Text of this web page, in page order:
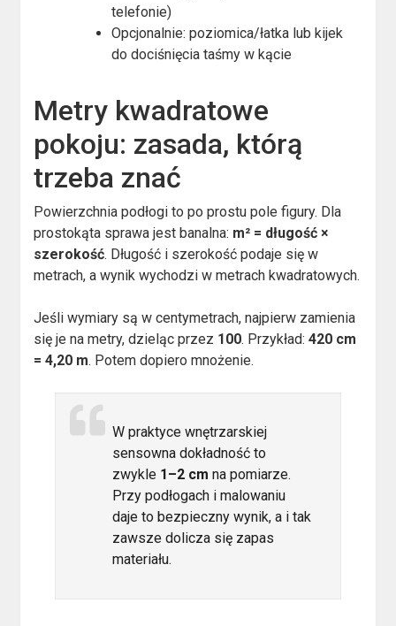
telefonie)
Opcjonalnie: poziomica/łatka lub kijek
do dociśnięcia taśmy w kącie
Metry kwadratowe
pokoju: zasada, którą
trzeba znać
Powierzchnia podłogi to po prostu pole figury. Dla
prostokąta sprawa jest banalna: m² = długość ×
szerokość. Długość i szerokość podaje się w
metrach, a wynik wychodzi w metrach kwadratowych.
Jeśli wymiary są w centymetrach, najpierw zamienia
się je na metry, dzieląc przez 100. Przykład:420 cm
= 4,20 m. Potem dopiero mnożenie.
W praktyce wnętrzarskiej
sensowna dokładność to
zwykle 1–2 cm na pomiarze.
Przy podłogach i malowaniu
daje to bezpieczny wynik, a i tak
zawsze dolicza się zapas
materiału.